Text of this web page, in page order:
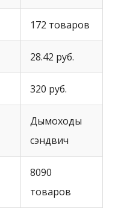
172 товаров
28.42 руб.
320 руб.
Дымоходы
сэндвич
8090
товаров